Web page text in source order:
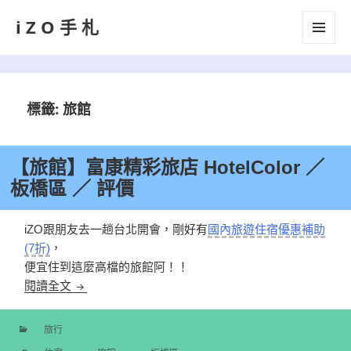
iZO手札
標籤:旅館
【旅館】富康精彩旅店 HotelColor ／
板橋區 ／ 評價
iZO跟朋友去一趟台北開會，剛好有國內旅遊住宿優惠補助
(7折) ，
便宜住到這麼高檔的旅館阿！！
閱讀全文 【旅館】富康精彩旅店 HotelColor ／ 板橋區 ／ 評價
旅行